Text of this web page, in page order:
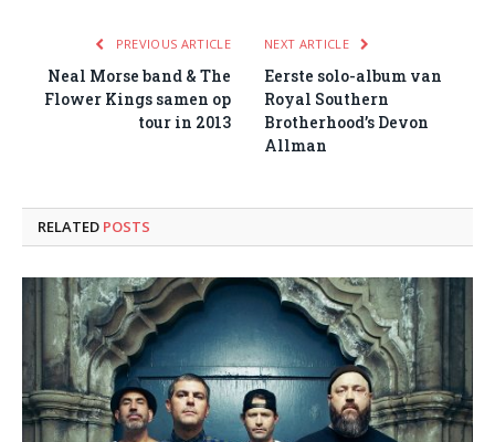
PREVIOUS ARTICLE
Neal Morse band & The
Flower Kings samen op
tour in 2013
NEXT ARTICLE
Eerste solo-album van
Royal Southern
Brotherhood’s Devon
Allman
RELATED POSTS